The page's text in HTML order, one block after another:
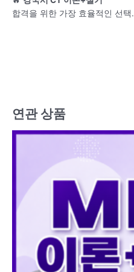
합격을 위한 가장 효율적인 선택.
연관 상품